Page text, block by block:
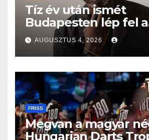
Tíz év után ismét
Budapesten lép fel a
Grammy-díjas
AUGUSZTUS 4, 2026
FRISS
Megvan a magyar
Hungarian Darts